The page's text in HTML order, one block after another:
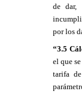
de dar,
por los
“3.5
el que
tarifa